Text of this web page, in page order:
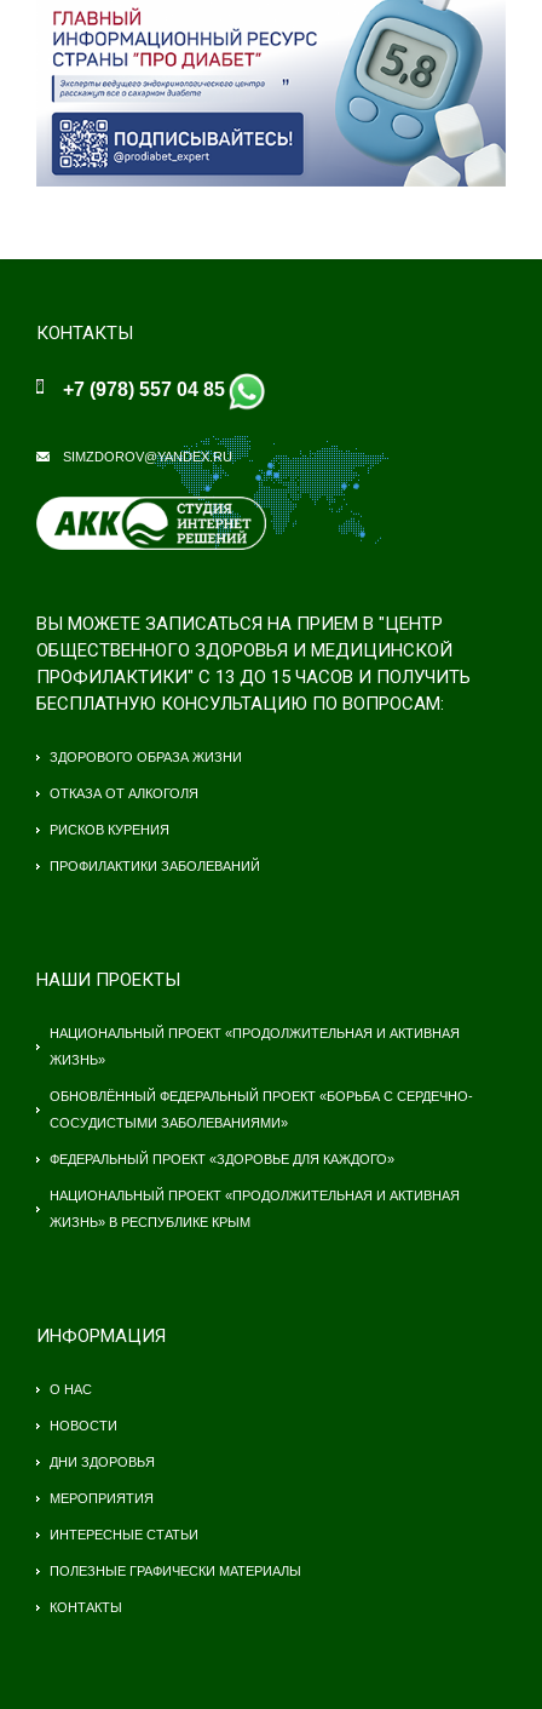
КОНТАКТЫ
+7 (978) 557 04 85
SIMZDOROV@YANDEX.RU
ВЫ МОЖЕТЕ ЗАПИСАТЬСЯ НА ПРИЕМ В "ЦЕНТР
ОБЩЕСТВЕННОГО ЗДОРОВЬЯ И МЕДИЦИНСКОЙ
ПРОФИЛАКТИКИ" С 13 ДО 15 ЧАСОВ И ПОЛУЧИТЬ
БЕСПЛАТНУЮ КОНСУЛЬТАЦИЮ ПО ВОПРОСАМ:
ЗДОРОВОГО ОБРАЗА ЖИЗНИ
ОТКАЗА ОТ АЛКОГОЛЯ
РИСКОВ КУРЕНИЯ
ПРОФИЛАКТИКИ ЗАБОЛЕВАНИЙ
НАШИ ПРОЕКТЫ
НАЦИОНАЛЬНЫЙ ПРОЕКТ «ПРОДОЛЖИТЕЛЬНАЯ И АКТИВНАЯ
ЖИЗНЬ»
ОБНОВЛЁННЫЙ ФЕДЕРАЛЬНЫЙ ПРОЕКТ «БОРЬБА С СЕРДЕЧНО-
СОСУДИСТЫМИ ЗАБОЛЕВАНИЯМИ»
ФЕДЕРАЛЬНЫЙ ПРОЕКТ «ЗДОРОВЬЕ ДЛЯ КАЖДОГО»
НАЦИОНАЛЬНЫЙ ПРОЕКТ «ПРОДОЛЖИТЕЛЬНАЯ И АКТИВНАЯ
ЖИЗНЬ» В РЕСПУБЛИКЕ КРЫМ
ИНФОРМАЦИЯ
О НАС
НОВОСТИ
ДНИ ЗДОРОВЬЯ
МЕРОПРИЯТИЯ
ИНТЕРЕСНЫЕ СТАТЬИ
ПОЛЕЗНЫЕ ГРАФИЧЕСКИ МАТЕРИАЛЫ
КОНТАКТЫ